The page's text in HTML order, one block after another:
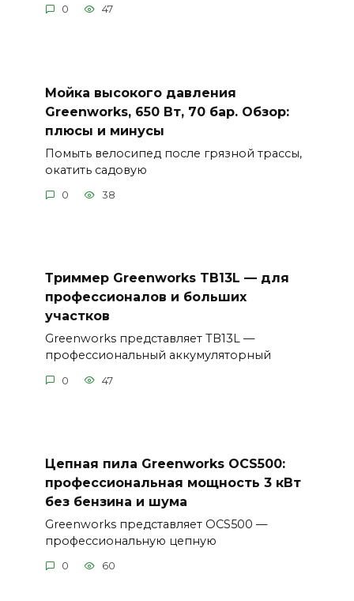
0 47
Мойка высокого давления
Greenworks, 650 Вт, 70 бар. Обзор:
плюсы и минусы
Помыть велосипед после грязной трассы,
окатить садовую
0 38
Триммер Greenworks TB13L — для
профессионалов и больших
участков
Greenworks представляет TB13L —
профессиональный аккумуляторный
0 47
Цепная пила Greenworks OCS500:
профессиональная мощность 3 кВт
без бензина и шума
Greenworks представляет OCS500 —
профессиональную цепную
0 60